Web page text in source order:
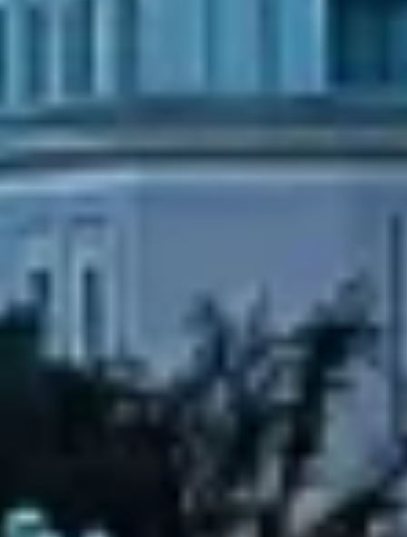
Medir o desempenho da publicidade
Medir o desempenho do conteúdo
Entender o público por meio de estatísticas
ou combinações de dados de fontes
diferentes.
conteúdo
Usar dados exatos de geolocalização
Identificar dispositivos com base nas
informações solicitadas ativamente
Desempenho